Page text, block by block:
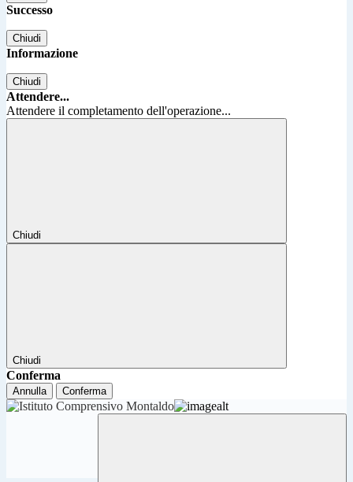
Successo
Chiudi
Informazione
Chiudi
Attendere...
Attendere il completamento dell'operazione...
Chiudi
Chiudi
Conferma
Annulla Conferma